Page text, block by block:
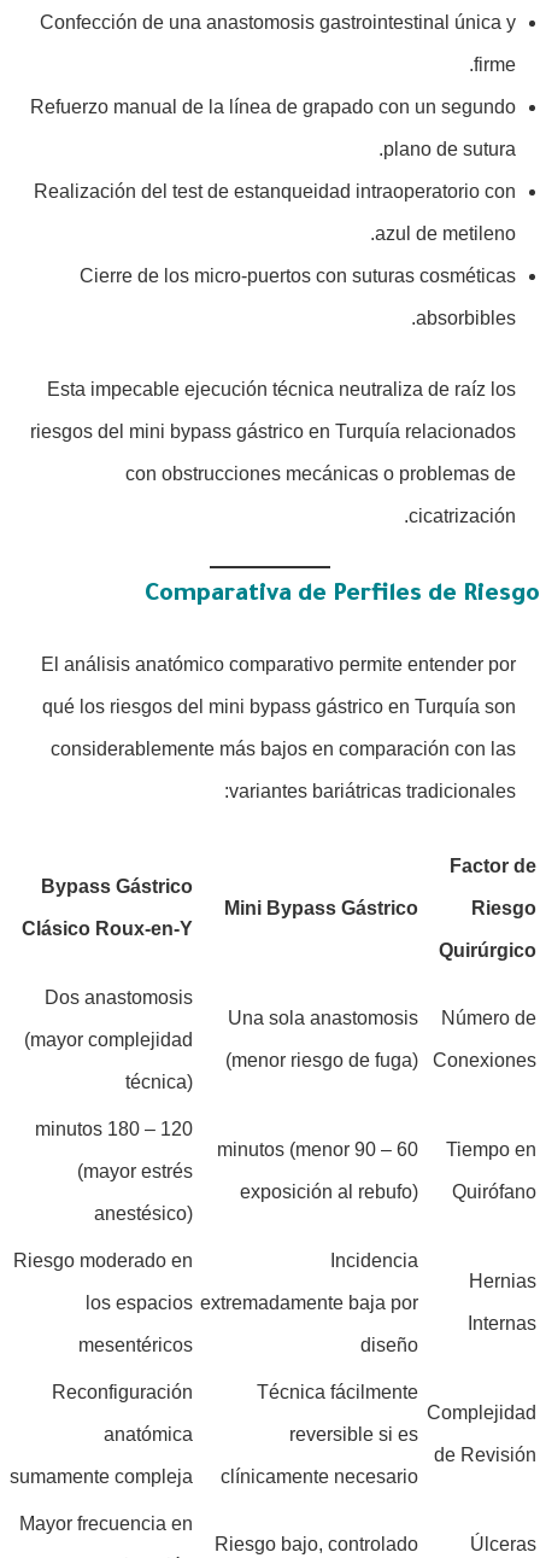
Confección de una anastomosis gastrointestinal única y
firme.
Refuerzo manual de la línea de grapado con un segundo
plano de sutura.
Realización del test de estanqueidad intraoperatorio con
azul de metileno.
Cierre de los micro-puertos con suturas cosméticas
absorbibles.
Esta impecable ejecución técnica neutraliza de raíz los
riesgos del mini bypass gástrico en Turquía relacionados
con obstrucciones mecánicas o problemas de
cicatrización.
Comparativa de Perfiles de Riesgo
El análisis anatómico comparativo permite entender por
qué los riesgos del mini bypass gástrico en Turquía son
considerablemente más bajos en comparación con las
variantes bariátricas tradicionales:
Factor de
Riesgo
Quirúrgico
Mini Bypass Gástrico
Bypass Gástrico
Clásico Roux-en-Y
Número de
Conexiones
Una sola anastomosis
(menor riesgo de fuga)
Dos anastomosis
(mayor complejidad
técnica)
Tiempo en
Quirófano
60 – 90 minutos (menor
exposición al rebufo)
120 – 180 minutos
(mayor estrés
anestésico)
Hernias
Internas
Incidencia
extremadamente baja por
diseño
Riesgo moderado en
los espacios
mesentéricos
Complejidad
de Revisión
Técnica fácilmente
reversible si es
clínicamente necesario
Reconfiguración
anatómica
sumamente compleja
Úlceras
Riesgo bajo, controlado
Mayor frecuencia en